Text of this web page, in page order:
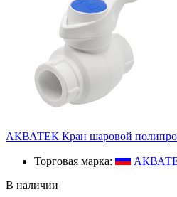
АКВАТЕК Кран шаровой
Торговая марка:
В наличии